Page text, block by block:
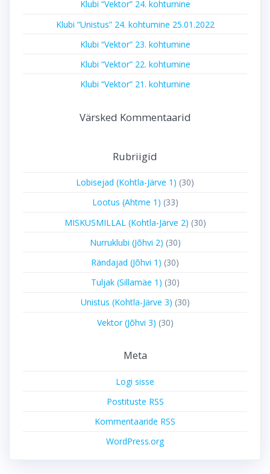
Klubi “Vektor” 24. kohtumine
Klubi “Unistus” 24. kohtumine 25.01.2022
Klubi “Vektor” 23. kohtumine
Klubi “Vektor” 22. kohtumine
Klubi “Vektor” 21. kohtumine
Värsked Kommentaarid
Rubriigid
Lobisejad (Kohtla-Järve 1) (30)
Lootus (Ahtme 1) (33)
MISKUSMILLAL (Kohtla-Järve 2) (30)
Nurruklubi (Jõhvi 2) (30)
Rändajad (Jõhvi 1) (30)
Tuljak (Sillamäe 1) (30)
Unistus (Kohtla-Järve 3) (30)
Vektor (Jõhvi 3) (30)
Meta
Logi sisse
Postituste RSS
Kommentaaride RSS
WordPress.org